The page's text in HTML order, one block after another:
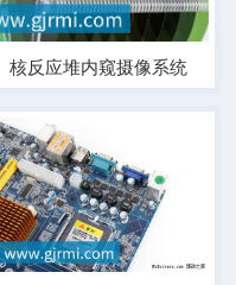
核反应堆内窥摄像系统